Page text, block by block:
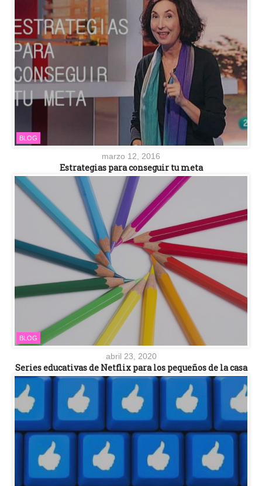
BLOG
marzo 12, 2016
Estrategias para conseguir tu meta
BLOG
abril 23, 2020
Series educativas de Netflix para los pequeños de la casa